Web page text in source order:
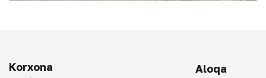
Korxona
Aloqa